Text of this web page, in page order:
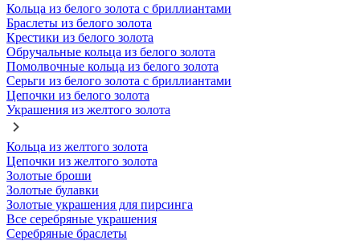
Кольца из белого золота с бриллиантами
Браслеты из белого золота
Крестики из белого золота
Обручальные кольца из белого золота
Помолвочные кольца из белого золота
Серьги из белого золота с бриллиантами
Цепочки из белого золота
Украшения из желтого золота
Кольца из желтого золота
Цепочки из желтого золота
Золотые броши
Золотые булавки
Золотые украшения для пирсинга
Все серебряные украшения
Серебряные браслеты